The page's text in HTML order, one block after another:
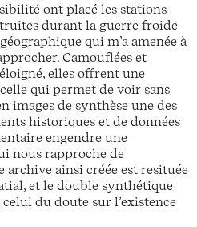
ont placé les stations
durant la guerre froide
qui m’a amenée à
Camouflées et
elles offrent une
qui permet de voir sans
images de synthèse une des
historiques et de données
engendre une
nous rapproche de
archive ainsi créée est resituée
et le double synthétique
du doute sur l’existence